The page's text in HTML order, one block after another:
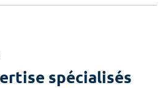
spécialisés